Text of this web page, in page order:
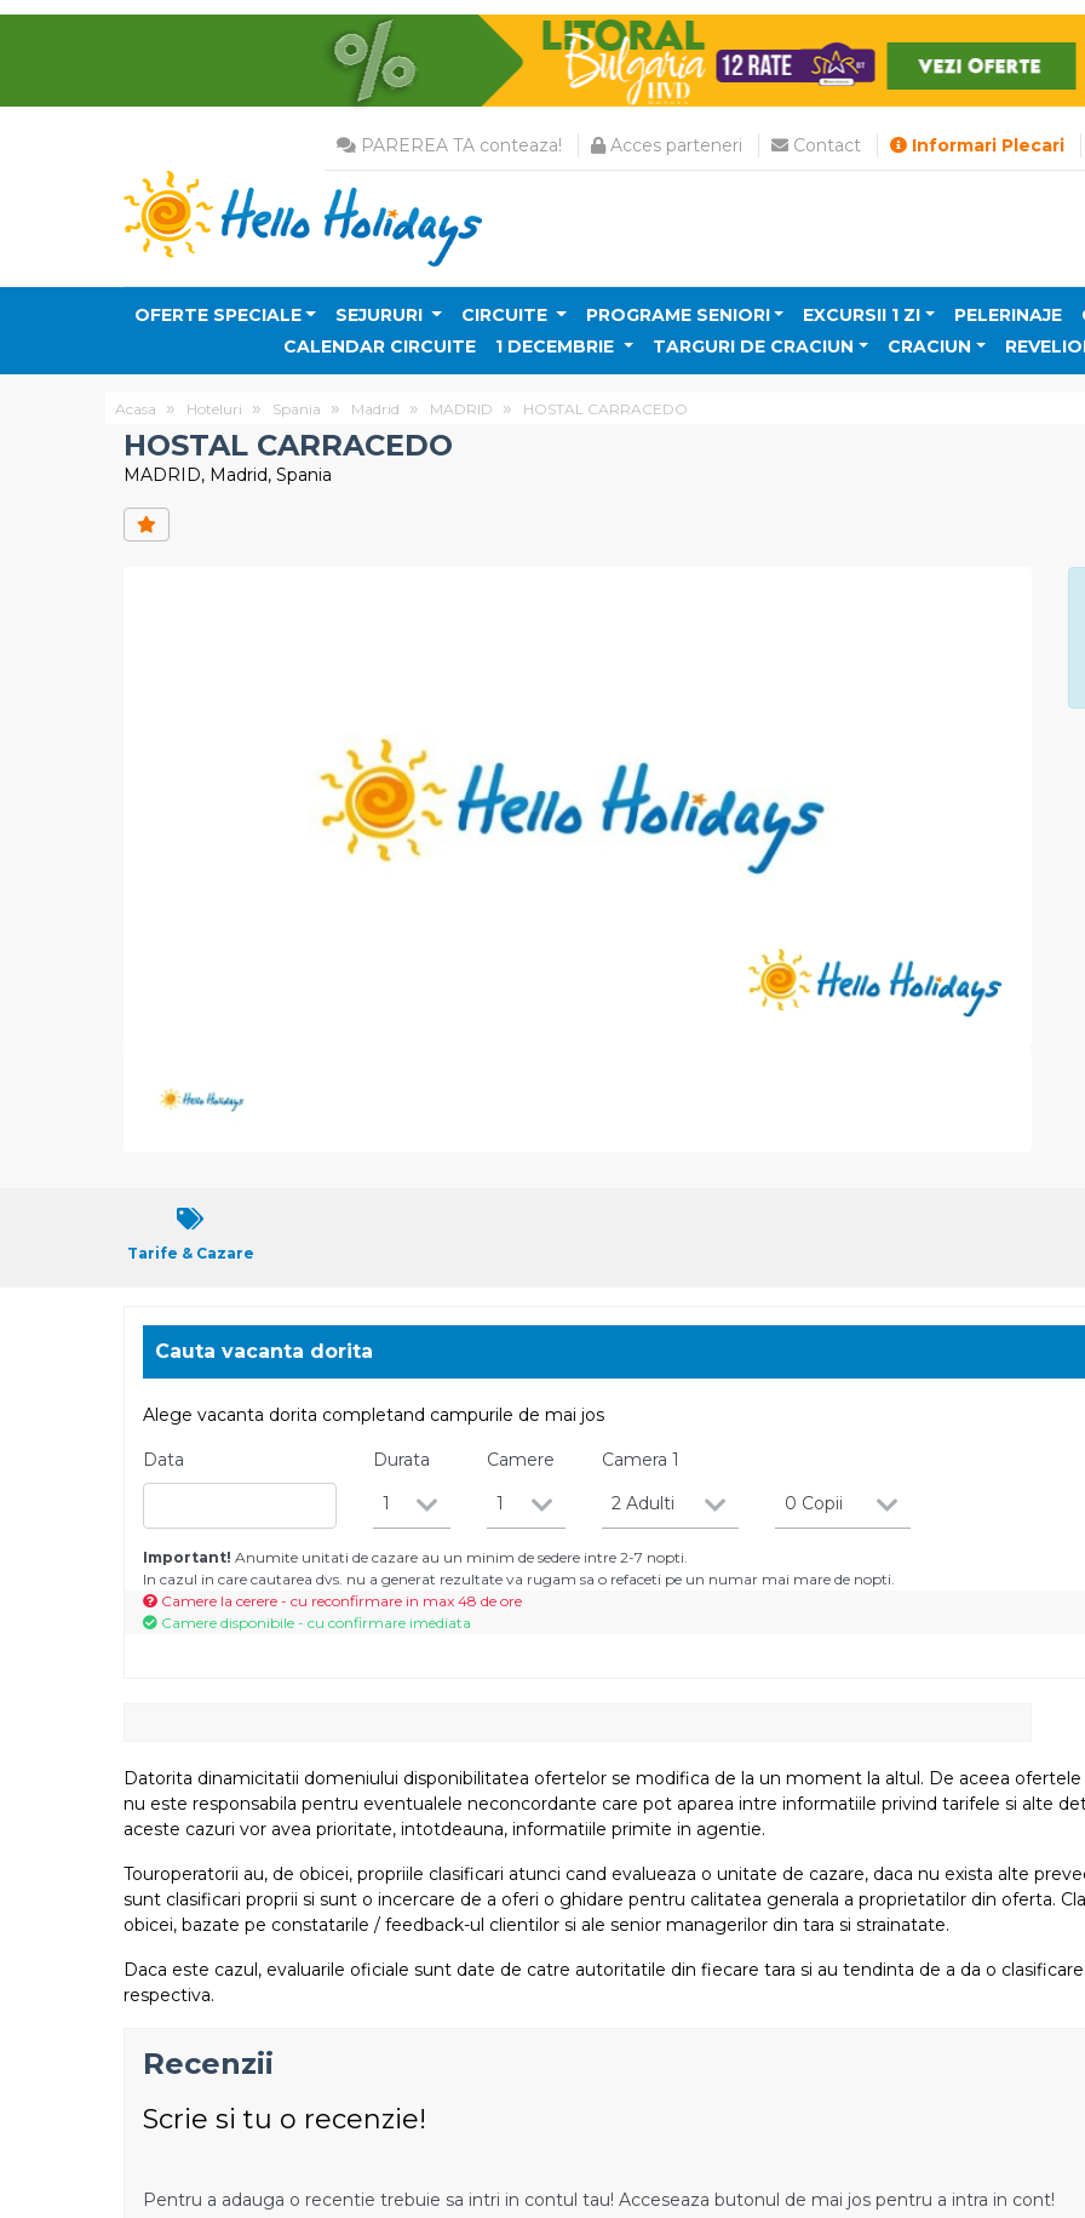
PAREREA TA conteaza! Acces parteneri Contact Informari Plecari
OFERTE SPECIALE SEJURURI CIRCUITE PROGRAME SENIORI EXCURSII 1 ZI PELERINAJE
CALENDAR CIRCUITE
1 DECEMBRIE TARGURI DE CRACIUN CRACIUN
Acasa Hoteluri Spania Madrid MADRID HOSTAL CARRACEDO
HOSTAL CARRACEDO
MADRID, Madrid, Spania
Tarife & Cazare
Cauta vacanta dorita
Alege vacanta dorita completand campurile de mai jos
Data
Durata
1
Camere
1
Camera1
2 Adulti
0 Copii
Important! Anumite unitati de cazare au un minim de sedere intre 2-7 nopti.
In cazul in care cautarea dvs. nu a generat rezultate va rugam sa o refaceti pe un numar mai mare de nopti.
Camere la cerere - cu reconfirmare in max 48 de ore
Camere disponibile - cu confirmare imediata
Datorita dinamicitatii domeniului disponibilitatea ofertelor se modifica de la un moment la altul. De aceea
nu este responsabila pentru eventualele neconcordante care pot aparea intre informatiile privind tarifele si alte
aceste cazuri vor avea prioritate, intotdeauna, informatiile primite in agentie.
Touroperatorii au, de obicei, propriile clasificari atunci cand evalueaza o unitate de cazare, daca nu exista alte
sunt clasificari proprii si sunt o incercare de a oferi o ghidare pentru calitatea generala a proprietatilor din oferta.
obicei, bazate pe constatarile / feedback-ul clientilor si ale senior managerilor din tara si strainatate.
Daca este cazul, evaluarile oficiale sunt date de catre autoritatile din fiecare tara si au tendinta de a da o
respectiva.
Recenzii
Scrie si tu o recenzie!
Pentru a adauga o recentie trebuie sa intri in contul tau! Acceseaza butonul de mai jos pentru a intra in cont!